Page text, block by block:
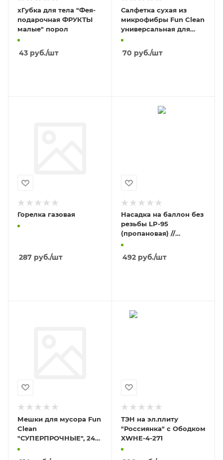
хГубка для тела "Фея-
подарочная ФРУКТЫ
малые" порол
43 руб./шт
Салфетка сухая из
микрофибры Fun Clean
универсальная для
уборки помещений
/35*35см/, 1шт.
70 руб./шт
Горелка газовая
287 руб./шт
Насадка на баллон без
резьбы LP-95
(пропановая) //
FOXWELD
492руб./шт
Мешки для мусора Fun
Clean
"СУПЕРПРОЧНЫЕ", 240
л,8ШТ, ЖЕЛТЫЕ ПВД
ТЭН на эл.плиту
"Россиянка" с Ободком
XWHE-4-271